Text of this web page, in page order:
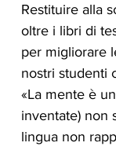
Restituire alla
oltre i libri di
per migliorare
nostri studenti
«La mente è
inventate) non
lingua non